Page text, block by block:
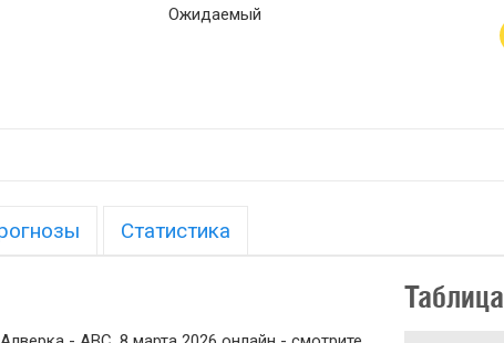
Ожидаемый
Статистика
Таблица